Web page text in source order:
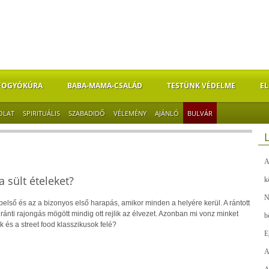
BABA-MAMA-CSALÁD TESTÜNK VÉDELME
SPIRITUÁLIS SZABADIDŐ VÉLEMÉNY AJÁNLÓ BULVÁR
sült ételeket?
és az a bizonyos első harapás, amikor minden a helyére kerül. A rántott
rajongás mögött mindig ott rejlik az élvezet. Azonban mi vonz minket
és a street food klasszikusok felé?